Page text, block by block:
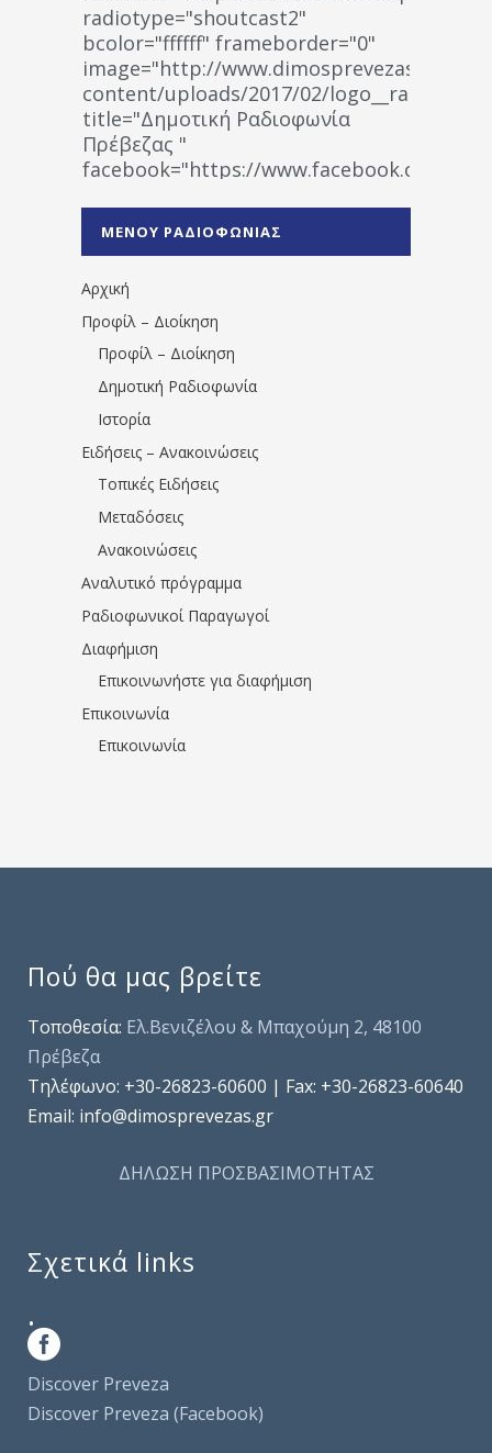
radiotype="shoutcast2"
bcolor="ffffff" frameborder="0"
image="http://www.dimosprevezas.gr/wp-
content/uploads/2017/02/
title="Δημοτική Ραδιοφωνία
Πρέβεζας "
facebook="https://www.facebook.com/
1531194763766854/" artist="" ]
ΜΕΝΟΥ ΡΑΔΙΟΦΩΝΙΑΣ
Αρχική
Προφίλ – Διοίκηση
Προφίλ – Διοίκηση
Δημοτική Ραδιοφωνία
Ιστορία
Ειδήσεις – Ανακοινώσεις
Τοπικές Ειδήσεις
Μεταδόσεις
Ανακοινώσεις
Αναλυτικό πρόγραμμα
Ραδιοφωνικοί Παραγωγοί
Διαφήμιση
Επικοινωνήστε για διαφήμιση
Επικοινωνία
Επικοινωνία
Πού θα μας βρείτε
Τοποθεσία: Ελ.Βενιζέλου & Μπαχούμη 2, 48100
Πρέβεζα
Τηλέφωνo: +30-26823-60600 | Fax: +30-26823-60640
Email: info@dimosprevezas.gr
ΔΗΛΩΣΗ ΠΡΟΣΒΑΣΙΜΟΤΗΤΑΣ
Σχετικά links
.
Discover Preveza
Discover Preveza (Facebook)